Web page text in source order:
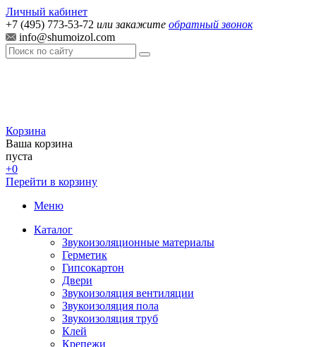
Личный кабинет
+7 (495) 773-53-72 или закажите обратный звонок
info@shumoizol.com
Корзина
Ваша корзина
пуста
+0
Перейти в корзину
Меню
Каталог
Звукоизоляционные материалы
Герметик
Гипсокартон
Двери
Звукоизоляция вентиляции
Звукоизоляция пола
Звукоизоляция труб
Клей
Крепежи